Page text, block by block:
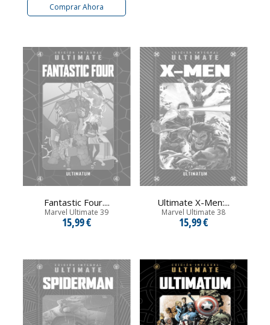
Comprar Ahora
Fantastic Four....
Marvel Ultimate 39
15,99 €
Ultimate X-Men:...
Marvel Ultimate 38
15,99 €